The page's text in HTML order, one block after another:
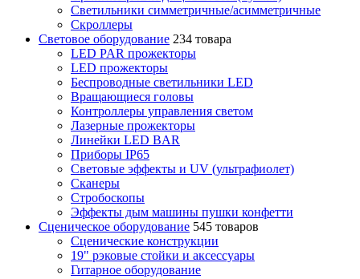
Светильники симметричные/асимметричные
Скроллеры
Световое оборудование 234 товара
LED PAR прожекторы
LED прожекторы
Беспроводные светильники LED
Вращающиеся головы
Контроллеры управления светом
Лазерные прожекторы
Линейки LED BAR
Приборы IP65
Световые эффекты и UV (ультрафиолет)
Сканеры
Стробоскопы
Эффекты дым машины пушки конфетти
Сценическое оборудование 545 товаров
Сценические конструкции
19" рэковые стойки и аксесcуары
Гитарное оборудование